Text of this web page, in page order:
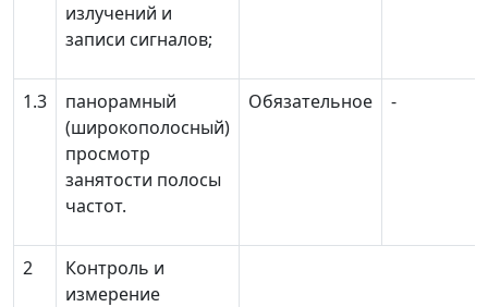
излучений и
записи сигналов;
1.3
панорамный
(широкополосный)
просмотр
занятости полосы
частот.
Обязательное -
2
Контроль и
измерение